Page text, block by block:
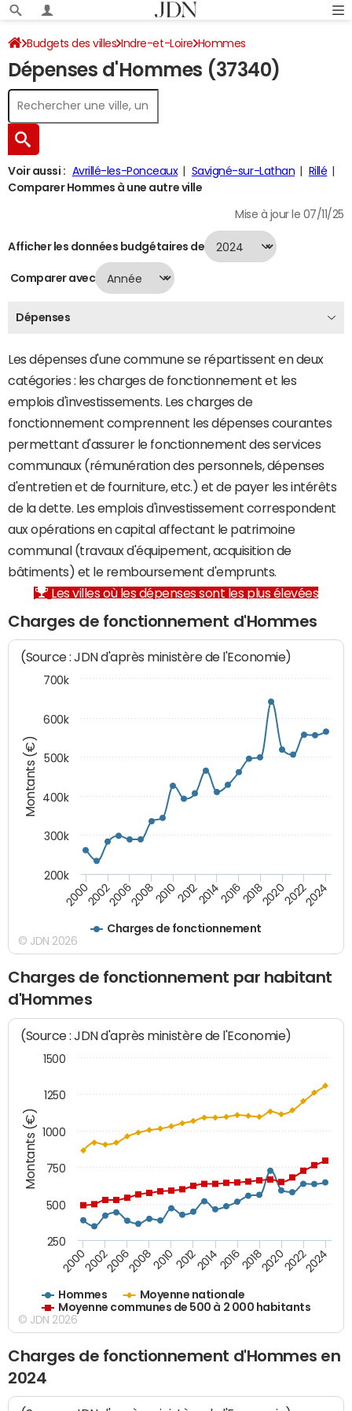
Budgets des villes Indre-et-Loire Hommes
Dépenses 2024
Dépenses d'Hommes (37340)
Voir aussi : Avrillé-les-Ponceaux Savigné-sur-Lathan
Rillé
Comparer Hommes à une autre ville
Mise à jour le 07/11/25
Afficher les données budgétaires de
Comparer avec
Dépenses
Les dépenses d'une commune se répartissent en deux
catégories : les charges de fonctionnement et les
emplois d'investissements. Les charges de
fonctionnement comprennent les dépenses courantes
permettant d'assurer le fonctionnement des services
communaux (rémunération des personnels, dépenses
d'entretien et de fourniture, etc.) et de payer les intérêts
de la dette. Les emplois d'investissement correspondent
aux opérations en capital affectant le patrimoine
communal (travaux d'équipement, acquisition de
bâtiments) et le remboursement d'emprunts.
Les villes où les dépenses sont les plus élevées
Charges de fonctionnement d'Hommes
Montants (€)
(Source : JDN d'après ministère de l'Economie)
Charges de fonctionnement
200020022006200820102012201420162018202020222024
200k
300k
400k
500k
600k
700k
© JDN 2026
Charges de fonctionnement par habitant
d'Hommes
Montants (€)
(Source : JDN d'après ministère de l'Economie)
Hommes
Moyenne nationale
Moyenne communes de 500 à 2 000 habitants
200020022006200820102012201420162018202020222024
250
500
750
1000
1250
1500
© JDN 2026
Charges de fonctionnement d'Hommes en
2024